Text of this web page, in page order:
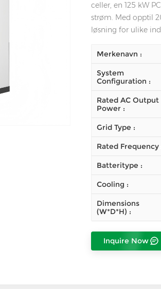
celler, en 125 kW
strøm. Med opptil
løsning for ulike
Merkenavn :
System
Configuration :
Rated AC Output
Power :
Grid Type :
Rated Frequency
Batteritype :
Cooling :
Dimensions
(W*D*H) :
Inquire Now